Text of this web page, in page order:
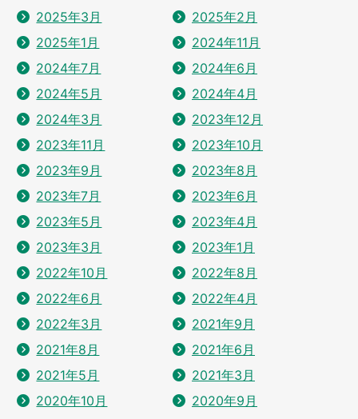
2025年3月
2025年2月
2025年1月
2024年11月
2024年7月
2024年6月
2024年5月
2024年4月
2024年3月
2023年12月
2023年11月
2023年10月
2023年9月
2023年8月
2023年7月
2023年6月
2023年5月
2023年4月
2023年3月
2023年1月
2022年10月
2022年8月
2022年6月
2022年4月
2022年3月
2021年9月
2021年8月
2021年6月
2021年5月
2021年3月
2020年10月
2020年9月